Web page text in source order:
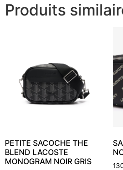
Produits
PETITE SACOCHE THE
BLEND LACOSTE
MONOGRAM NOIR GRIS